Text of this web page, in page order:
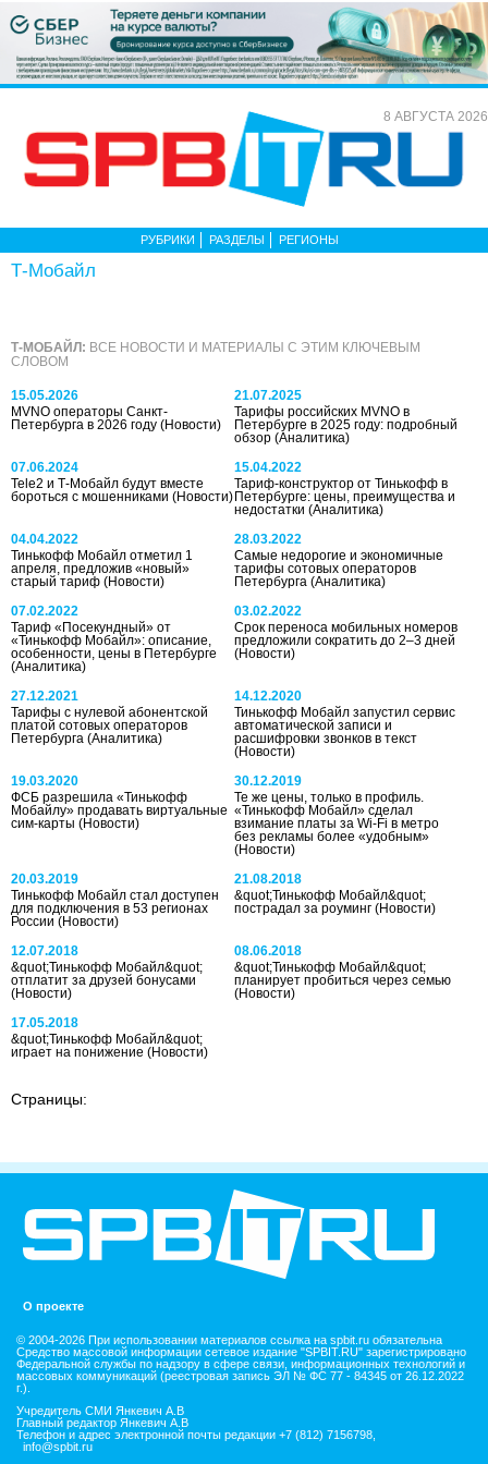
8 АВГУСТА 2026
РУБРИКИ РАЗДЕЛЫ РЕГИОНЫ
Т-Мобайл
Т-МОБАЙЛ: ВСЕ НОВОСТИ И МАТЕРИАЛЫ С ЭТИМ КЛЮЧЕВЫМ
СЛОВОМ
15.05.2026
MVNO операторы Санкт-
Петербурга в 2026 году (Новости)
21.07.2025
Тарифы российских MVNO в
Петербурге в 2025 году: подробный
обзор(Аналитика)
07.06.2024
Tele2 и Т-Мобайл будут вместе
бороться с мошенниками (Новости)
15.04.2022
Тариф-конструктор от Тинькофф в
Петербурге: цены, преимущества и
недостатки(Аналитика)
04.04.2022
Тинькофф Мобайл отметил 1
апреля, предложив «новый»
старый тариф (Новости)
28.03.2022
Самые недорогие и экономичные
тарифы сотовых операторов
Петербурга(Аналитика)
07.02.2022
Тариф «Посекундный» от
«Тинькофф Мобайл»: описание,
особенности, цены в Петербурге
(Аналитика)
03.02.2022
Срок переноса мобильных номеров
предложили сократить до 2–3 дней
(Новости)
27.12.2021
Тарифы с нулевой абонентской
платой сотовых операторов
Петербурга (Аналитика)
14.12.2020
Тинькофф Мобайл запустил сервис
автоматической записи и
расшифровки звонков в текст
(Новости)
19.03.2020
ФСБ разрешила «Тинькофф
Мобайлу» продавать виртуальные
сим-карты (Новости)
30.12.2019
Те же цены, только в профиль.
«Тинькофф Мобайл» сделал
взимание платы за Wi-Fi в метро
без рекламы более «удобным»
(Новости)
20.03.2019
Тинькофф Мобайл стал доступен
для подключения в 53 регионах
России (Новости)
21.08.2018
&quot;Тинькофф Мобайл&quot;
пострадал за роуминг(Новости)
12.07.2018
&quot;Тинькофф Мобайл&quot;
отплатит за друзей бонусами
(Новости)
08.06.2018
&quot;Тинькофф Мобайл&quot;
планирует пробиться через семью
(Новости)
17.05.2018
&quot;Тинькофф Мобайл&quot;
играет на понижение (Новости)
Страницы:
О проекте
© 2004-2026 При использовании материалов ссылка на spbit.ru обязательна
Средство массовой информации сетевое издание "SPBIT.RU" зарегистрировано
Федеральной службы по надзору в сфере связи, информационных технологий и
массовых коммуникаций (реестровая запись ЭЛ № ФС 77 - 84345 от 26.12.2022
г.).
Учредитель СМИ Янкевич А.В
Главный редактор Янкевич А.В
Телефон и адрес электронной почты редакции +7 (812) 7156798,
info@spbit.ru